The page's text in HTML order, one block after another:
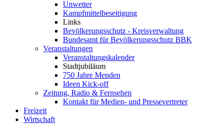
Unwetter
Kampfmittelbeseitigung
Links
Bevölkerungsschutz - Kreisverwaltung
Bundesamt für Bevölkerungsschutz BBK
Veranstaltungen
Veranstaltungskalender
Stadtjubiläum
750 Jahre Menden
Ideen Kick-off
Zeitung, Radio & Fernsehen
Kontakt für Medien- und Pressevertreter
Freizeit
Wirtschaft